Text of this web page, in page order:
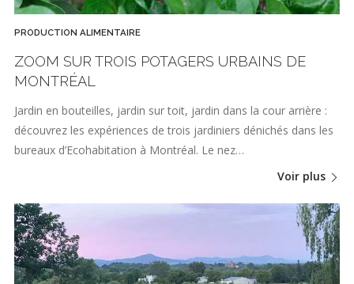
PRODUCTION ALIMENTAIRE
ZOOM SUR TROIS POTAGERS URBAINS DE
MONTRÉAL
Jardin en bouteilles, jardin sur toit, jardin dans la cour arrière :
découvrez les expériences de trois jardiniers dénichés dans les
bureaux d’Ecohabitation à Montréal. Le nez…
Voir plus